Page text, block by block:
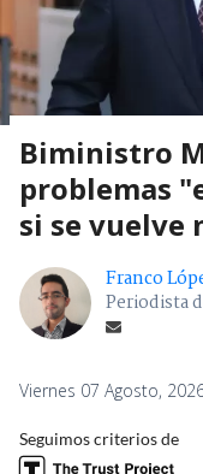
Biministro
problemas
si se vuelve
Franco
Periodista
Viernes 07 Agosto,
Seguimos criterios de